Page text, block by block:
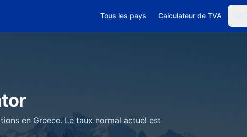
Tous les pays Calculateur de TVA
en Greece. Le taux normal actuel est